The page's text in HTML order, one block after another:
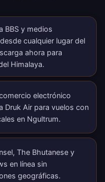
BBS y medios
cualquier lugar del
ahora para
Himalaya.
electrónico
Druk Air para vuelos con
en Ngultrum.
The Bhutanese y
en línea sin
geográficas.